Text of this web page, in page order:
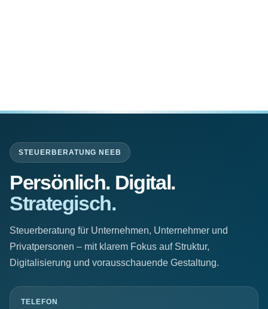
STEUERBERATUNG NEEB
Persönlich. Digital.
Strategisch.
Steuerberatung für Unternehmen, Unternehmer und
Privatpersonen – mit klarem Fokus auf Struktur,
Digitalisierung und vorausschauende Gestaltung.
TELEFON